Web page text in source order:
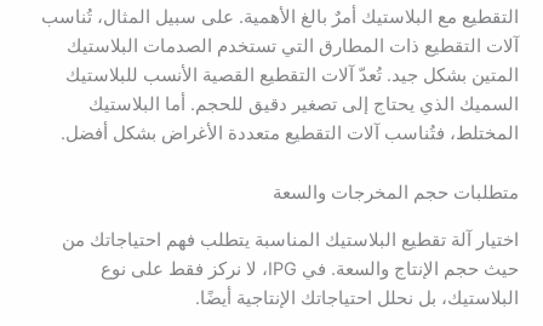
التقطيع مع البلاستيك أمرٌ بالغ الأهمية. على سبيل المثال، تُناسب
آلات التقطيع ذات المطارق التي تستخدم الصدمات البلاستيك
المتين بشكل جيد. تُعدّ آلات التقطيع القصية الأنسب للبلاستيك
السميك الذي يحتاج إلى تصغير دقيق للحجم. أما البلاستيك
المختلط، فتُناسب آلات التقطيع متعددة الأغراض بشكل أفضل.
متطلبات حجم المخرجات والسعة
اختيار آلة تقطيع البلاستيك المناسبة يتطلب فهم احتياجاتك من
حيث حجم الإنتاج والسعة. في IPG، لا نركز فقط على نوع
البلاستيك، بل نحلل احتياجاتك الإنتاجية أيضًا.